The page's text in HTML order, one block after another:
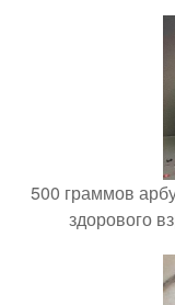
500 граммов
здорового